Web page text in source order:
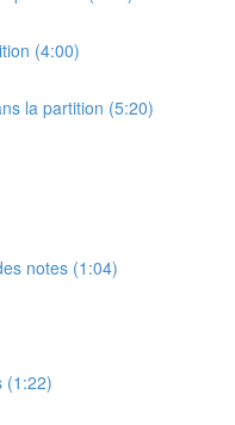
(4:00)
la partition (5:20)
notes (1:04)
(1:22)